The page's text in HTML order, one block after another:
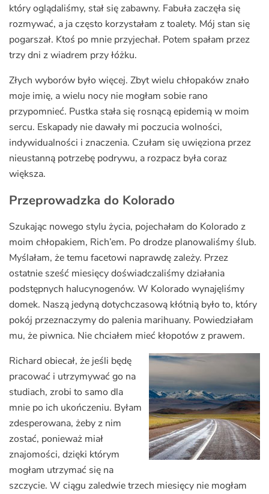
który oglądaliśmy, stał się zabawny. Fabuła zaczęła się
rozmywać, a ja często korzystałam z toalety. Mój stan się
pogarszał. Ktoś po mnie przyjechał. Potem spałam przez
trzy dni z wiadrem przy łóżku.
Złych wyborów było więcej. Zbyt wielu chłopaków znało
moje imię, a wielu nocy nie mogłam sobie rano
przypomnieć. Pustka stała się rosnącą epidemią w moim
sercu. Eskapady nie dawały mi poczucia wolności,
indywidualności i znaczenia. Czułam się uwięziona przez
nieustanną potrzebę podrywu, a rozpacz była coraz
większa.
Przeprowadzka do Kolorado
Szukając nowego stylu życia, pojechałam do Kolorado z
moim chłopakiem, Rich’em. Po drodze planowaliśmy ślub.
Myślałam, że temu facetowi naprawdę zależy. Przez
ostatnie sześć miesięcy doświadczaliśmy działania
podstępnych halucynogenów. W Kolorado wynajęliśmy
domek. Naszą jedyną dotychczasową kłótnią było to, który
pokój przeznaczymy do palenia marihuany. Powiedziałam
mu, że piwnica. Nie chciałem mieć kłopotów z prawem.
Richard obiecał, że jeśli będę
pracować i utrzymywać go na
studiach, zrobi to samo dla
mnie po ich ukończeniu. Byłam
zdesperowana, żeby z nim
zostać, ponieważ miał
znajomości, dzięki którym
mogłam utrzymać się na
szczycie. W ciągu zaledwie trzech miesięcy nie mogłam